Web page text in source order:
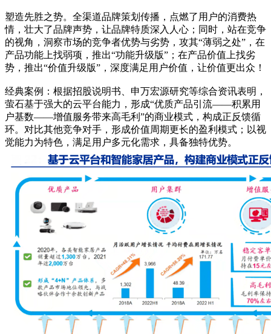
塑造先胜之势。全渠道品牌策划传播，点燃了用户的消费热
情，壮大了品牌声势，让品牌特质深入人心；同时，站在竞争
的视角，洞察市场的竞争者优势与劣势，攻其“薄弱之处”，在
产品功能上找弱项，推出“功能升级版”；在产品价值上找劣
势，推出“价值升级版”，深度满足用户价值，让价值更出众！
经典案例：根据招股说明书、申万宏源研究等综合资讯表明，
萤石基于强大的云平台能力，形成“优质产品引流——积累用
户基数——增值服务带来高毛利”的商业模式，构成正反馈循
环。对比其他竞争对手，形成价值周期更长的盈利模式；以视
觉能力为特色，满足用户多元化需求，具备独特优势。